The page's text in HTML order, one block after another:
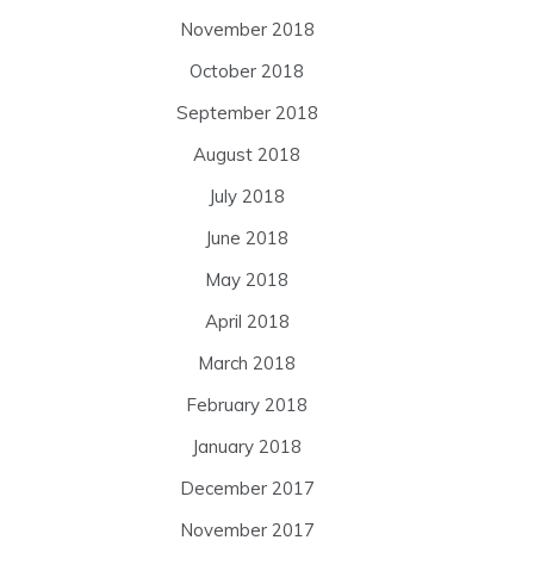
November 2018
October 2018
September 2018
August 2018
July 2018
June 2018
May 2018
April 2018
March 2018
February 2018
January 2018
December 2017
November 2017